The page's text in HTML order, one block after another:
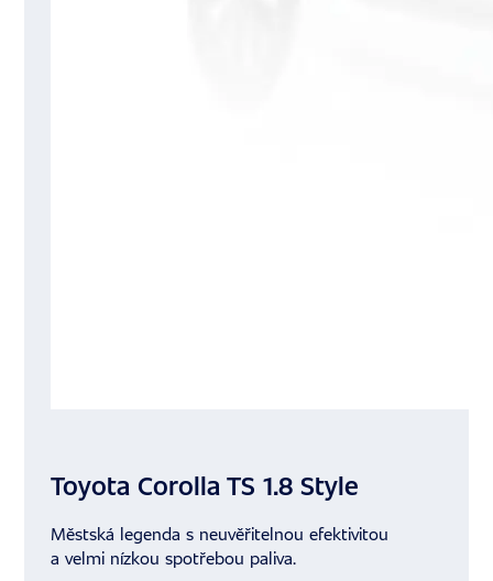
Toyota Corolla TS 1.8 Style
Městská legenda s neuvěřitelnou efektivitou
a velmi nízkou spotřebou paliva.